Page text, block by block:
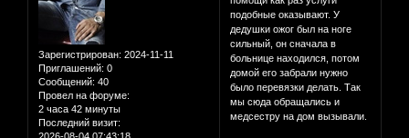
Зарегистрирован: 2024-11-11
Приглашений: 0
Сообщений: 40
Провел на форуме:
2 часа 42 минуты
Последний визит:
2026-08-04 07:43:18
подобные оказывают. У
дедушки ожог был на ноге
сильный, он сначала в
больнице находился, потом
домой его забрали нужно
было перевязки делать. Так
мы сюда обращались и
медсестру на дом вызывали.